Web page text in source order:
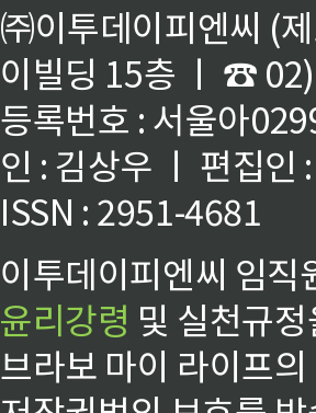
㈜이투데이피엔씨 (
이빌딩 15층 ㅣ ☎
등록번호 : 서울아
인 : 김상우 ㅣ 편집인
ISSN : 2951-4681
이투데이피엔씨 임
윤리강령 및 실천규
브라보 마이 라이프